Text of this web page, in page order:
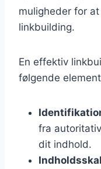
muligheder for
linkbuilding.
En effektiv
følgende
fra
dit indhold.